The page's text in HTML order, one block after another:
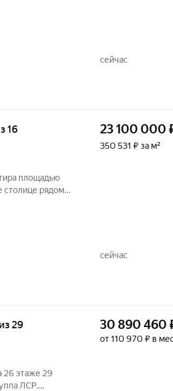
В шаговой
сейчас
16
площадью
столице рядом
23 100 000
350 531 ₽ за м²
сейчас
29
26 этаже 29
ЛСР.
30 890 460
от 110 970 ₽ в